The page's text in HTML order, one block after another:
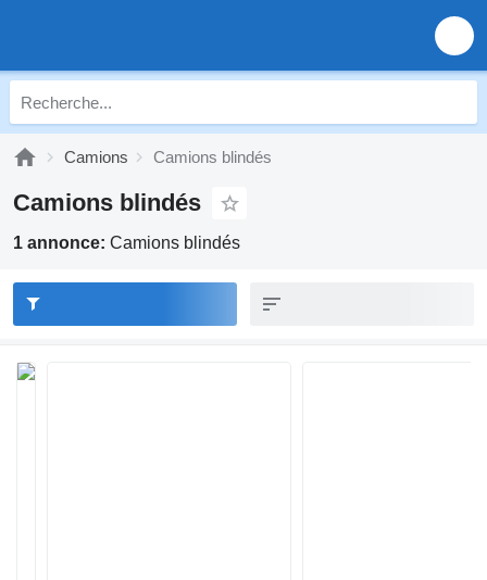
Camions Camions blindés
Camions blindés
1 annonce: Camions blindés